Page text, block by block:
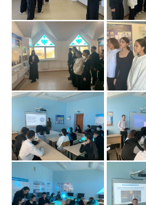
Центр содействия
График учебного
Электронное
образовательные
Демонстрационный
Родителям
Образовательный
Памятка обучающимся
КФ РГУ СоцТех